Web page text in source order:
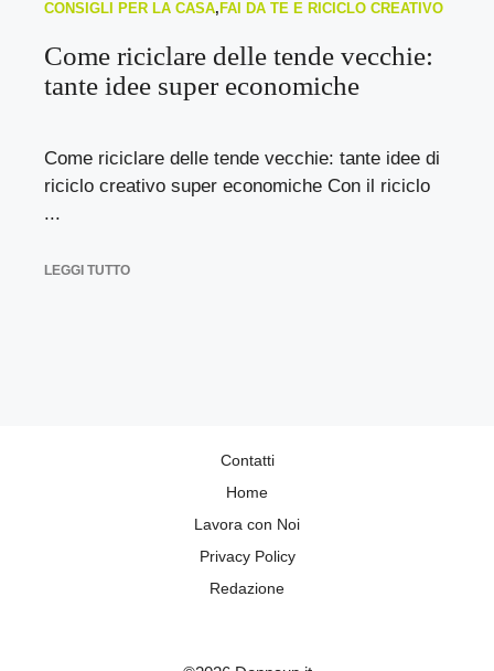
CONSIGLI PER LA CASA,FAI DA TE E RICICLO CREATIVO
Come riciclare delle tende vecchie:
tante idee super economiche
Come riciclare delle tende vecchie: tante idee di
riciclo creativo super economiche Con il riciclo
...
LEGGI TUTTO
Contatti
Home
Lavora con Noi
Privacy Policy
Redazione